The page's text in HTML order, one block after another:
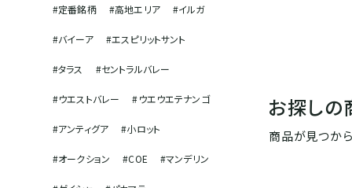
#定番銘柄 #高地エリア #イルガ
#バイーア #エスピリットサント
#タラス #セントラルバレー
#ウエストバレー #ウエウエテナンゴ
#アンティグア #小ロット
#オークション #COE #マンデリン
お探しの
商品が見つか